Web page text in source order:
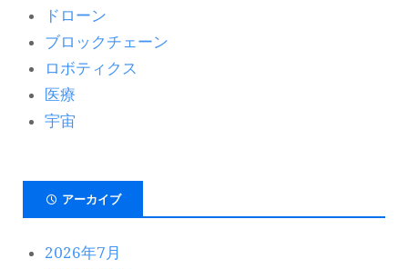
ドローン
ブロックチェーン
ロボティクス
医療
宇宙
アーカイブ
2026年7月